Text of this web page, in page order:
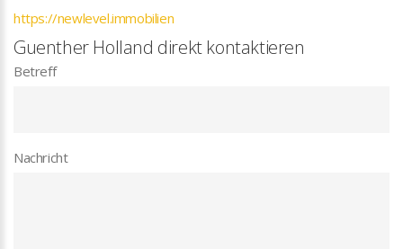
https://newlevel.immobilien
Guenther Holland direkt kontaktieren
Betreff
Nachricht